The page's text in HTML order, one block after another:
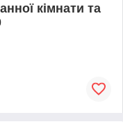
кімнати та